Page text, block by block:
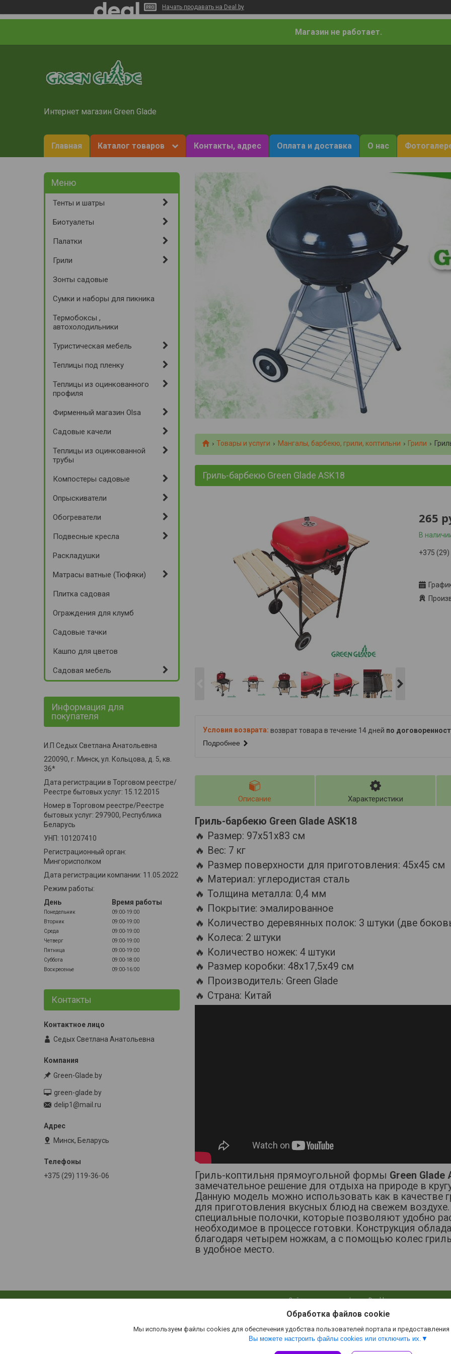
Начать продавать на Deal.by
Магазин не работает.
Интернет магазин Green Glade
Главная Каталог товаров Контакты, адрес Оплата и доставка О нас
Товары и услуги Мангалы, барбекю, грили, коптильни Грили
Гриль-барбекю Green Glade ASK18
265
В
+375
возврат товара в течение 14 дней по
Подробнее
Описание Характеристики
Гриль-барбекю Green Glade ASK18
🔥 Размер: 97х51х83 см
🔥 Вес: 7 кг
🔥 Размер поверхности для приготовления: 45х45 см
🔥 Материал: углеродистая сталь
🔥 Толщина металла: 0,4 мм
🔥 Покрытие: эмалированное
🔥 Количество деревянных полок: 3 штуки (две
🔥 Колеса: 2 штуки
🔥 Количество ножек: 4 штуки
🔥 Размер коробки: 48x17,5x49 см
🔥 Производитель: Green Glade
🔥 Страна: Китай
Гриль-коптильня прямоугольной формы Green Glade
замечательное решение для отдыха на природе в
Данную модель можно использовать как в качестве
для приготовления вкусных блюд на свежем
специальные полочки, которые позволяют удобно
необходимое в процессе готовки. Конструкция
благодаря четырем ножкам, а с помощью колес
в удобное место.
Тенты и шатры
Биотуалеты
Палатки
Грили
Зонты садовые
Сумки и наборы для пикника
Термобоксы ,
автохолодильники
Туристическая мебель
Теплицы под пленку
Теплицы из оцинкованного
профиля
Фирменный магазин Olsa
Садовые качели
Теплицы из оцинкованной
трубы
Компостеры садовые
Опрыскиватели
Обогреватели
Подвесные кресла
Раскладушки
Матрасы ватные (Тюфяки)
Плитка садовая
Ограждения для клумб
Садовые тачки
Кашпо для цветов
Садовая мебель
Информация для
покупателя
И.П Седых Светлана Анатольевна
220090, г. Минск, ул. Кольцова, д. 5, кв.
36*
Дата регистрации в Торговом реестре/
Реестре бытовых услуг: 15.12.2015
Номер в Торговом реестре/Реестре
бытовых услуг: 297900, Республика
Беларусь
УНП: 101207410
Регистрационный орган:
Мингорисполком
Дата регистрации компании: 11.05.2022
Режим работы:
День
Время работы
Понедельник
09:00-19:00
Вторник
09:00-19:00
Среда
09:00-19:00
Четверг
09:00-19:00
Пятница
09:00-19:00
Суббота
09:00-18:00
Воскресенье
09:00-16:00
Контакты
Седых Светлана Анатольевна
Green-Glade.by
green-glade.by
delip1@mail.ru
Минск, Беларусь
+375 (29) 119-36-06
Сайт создан на платформе Deal.by
Политика обработки файлов cookies
Обработка файлов cookie
Мы используем файлы cookies для обеспечения удобства пользователей портала и
Вы можете настроить файлы cookies или отключить их.
Green-Glade.by |Пожаловаться на контент
Select Language ▼